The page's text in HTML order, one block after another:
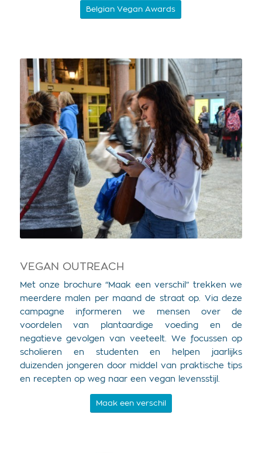
Belgian Vegan Awards
VEGAN OUTREACH
Met onze brochure “Maak een verschil” trekken we
meerdere malen per maand de straat op. Via deze
campagne informeren we mensen over de
voordelen van plantaardige voeding en de
negatieve gevolgen van veeteelt. We focussen op
scholieren en studenten en helpen jaarlijks
duizenden jongeren door middel van praktische tips
en recepten op weg naar een vegan levensstijl.
Maak een verschil